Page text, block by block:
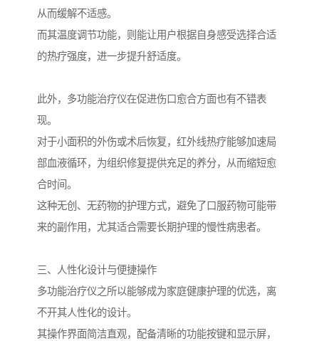
从而缓解不适感。
而其温度调节功能，则能让用户根据自身感受选择合适
的热疗强度，进一步提升舒适度。
此外，多功能治疗仪在促进伤口愈合方面也有不错表
现。
对于小面积的外伤或术后恢复，红外线热疗能够加速局
部血液循环，为组织修复提供充足的养分，从而缩短愈
合时间。
这种无创、无药物的护理方式，避免了口服药物可能带
来的副作用，尤其适合需要长期护理的慢性病患者。
三、人性化设计与便捷操作
多功能治疗仪之所以能够成为家庭健康护理的优选，离
不开其人性化的设计。
其操作界面简洁直观，配备清晰的功能按键和显示屏，